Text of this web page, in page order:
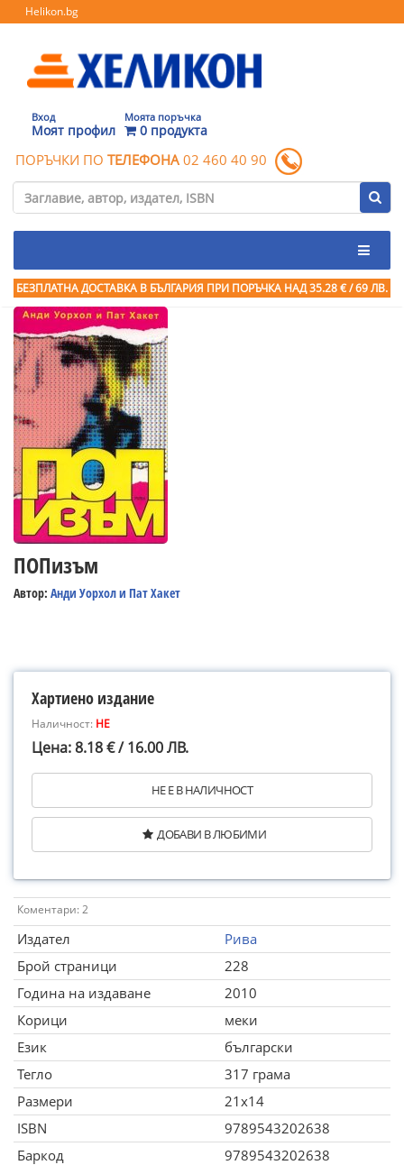
Helikon.bg
Вход
Моят профил
Моята поръчка
0 продукта
ПОРЪЧКИ ПО ТЕЛЕФОНА 02 460 40 90
БЕЗПЛАТНА ДОСТАВКА В БЪЛГАРИЯ ПРИ ПОРЪЧКА НАД 35.28 € / 69 ЛВ.
ПОПизъм
Автор: Анди Уорхол и Пат Хакет
Хартиено издание
Наличност: НЕ
Цена: 8.18 € / 16.00 ЛВ.
НЕ Е В НАЛИЧНОСТ
ДОБАВИ В ЛЮБИМИ
Коментари: 2
Издател
Рива
Брой страници
228
Година на издаване
2010
Корици
меки
Език
български
Тегло
317 грама
Размери
21x14
ISBN
9789543202638
Баркод
9789543202638